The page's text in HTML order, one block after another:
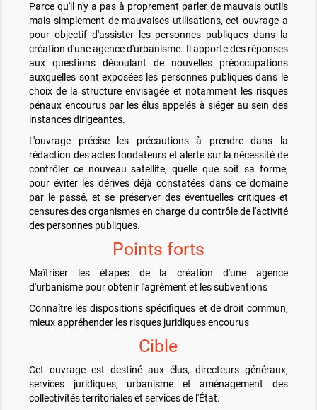
Parce qu'il n'y a pas à proprement parler de mauvais outils
mais simplement de mauvaises utilisations, cet ouvrage a
pour objectif d'assister les personnes publiques dans la
création d'une agence d'urbanisme. Il apporte des réponses
aux questions découlant de nouvelles préoccupations
auxquelles sont exposées les personnes publiques dans le
choix de la structure envisagée et notamment les risques
pénaux encourus par les élus appelés à siéger au sein des
instances dirigeantes.
L'ouvrage précise les précautions à prendre dans la
rédaction des actes fondateurs et alerte sur la nécessité de
contrôler ce nouveau satellite, quelle que soit sa forme,
pour éviter les dérives déjà constatées dans ce domaine
par le passé, et se préserver des éventuelles critiques et
censures des organismes en charge du contrôle de l'activité
des personnes publiques.
Points forts
Maîtriser les étapes de la création d'une agence
d'urbanisme pour obtenir l'agrément et les subventions
Connaître les dispositions spécifiques et de droit commun,
mieux appréhender les risques juridiques encourus
Cible
Cet ouvrage est destiné aux élus, directeurs généraux,
services juridiques, urbanisme et aménagement des
collectivités territoriales et services de l'État.